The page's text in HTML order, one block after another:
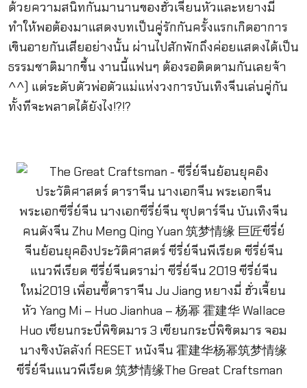
ด้วยความสนิทกันมานานของฮั่วเจี้ยนหัวและหยางมี่
ทำให้พอต้องมาแสดงบทเป็นคู่รักกันครั้งแรกเกิดอาการ
เขินอายกันเสียอย่างนั้น ผ่านไปสักพักถึงค่อยแสดงได้เป็น
ธรรมชาติมากขึ้น งานนี้แฟนๆ ต้องรอติดตามกันเลยจ้า
^^) แต่ระดับตัวพ่อตัวแม่แห่งวงการบันเทิงจีนเล่นคู่กัน
ทั้งทีจะพลาดได้ยังไง!?!?
ซีรี่ย์จีนแนวพีเรียด 筑梦情缘The Great Craftsman